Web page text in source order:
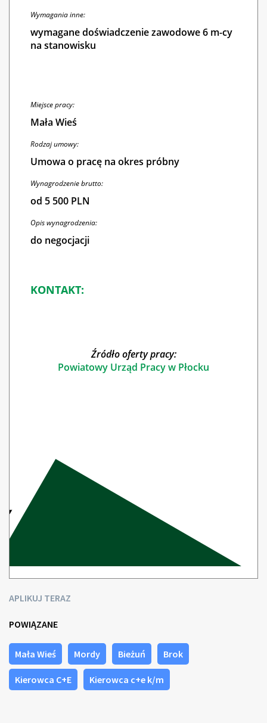
Wymagania inne:
wymagane doświadczenie zawodowe 6 m-cy
na stanowisku
Miejsce pracy:
Mała Wieś
Rodzaj umowy:
Umowa o pracę na okres próbny
Wynagrodzenie brutto:
od 5 500 PLN
Opis wynagrodzenia:
do negocjacji
KONTAKT:
Źródło oferty pracy:
Powiatowy Urząd Pracy w Płocku
APLIKUJ TERAZ
POWIĄZANE
Mała Wieś Mordy Bieżuń Brok
Kierowca C+E Kierowca c+e k/m